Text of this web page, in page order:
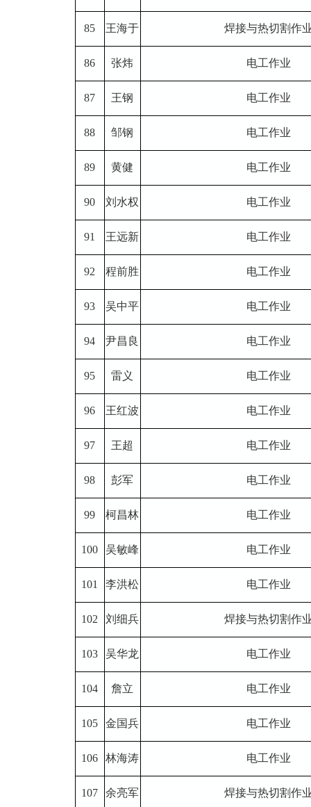
85 王海于 焊接与热切割作
86 张炜 电工作业
87 王钢 电工作业
88 邹钢 电工作业
89 黄健 电工作业
90 刘水权 电工作业
91 王远新 电工作业
92 程前胜 电工作业
93 吴中平 电工作业
94 尹昌良 电工作业
95 雷义 电工作业
96 王红波 电工作业
97 王超 电工作业
98 彭军 电工作业
99 柯昌林 电工作业
100 吴敏峰 电工作业
101 李洪松 电工作业
102 刘细兵 焊接与热切割作
103 吴华龙 电工作业
104 詹立 电工作业
105 金国兵 电工作业
106 林海涛 电工作业
107 余亮军 焊接与热切割作